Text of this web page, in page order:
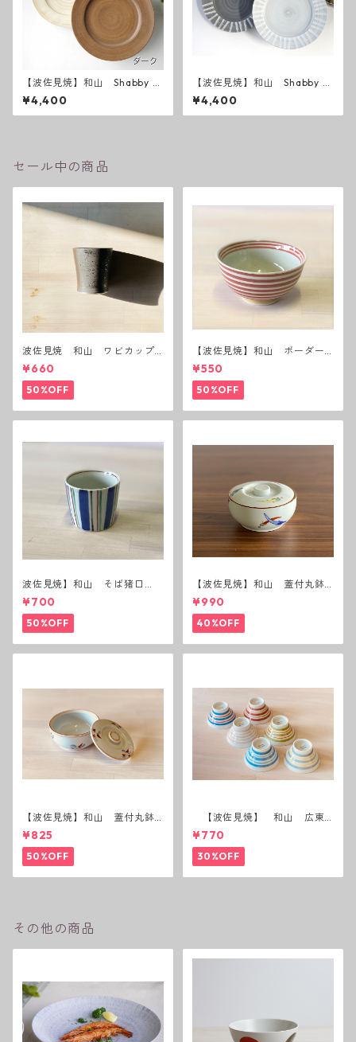
【波佐見焼】和山 Shabby c
hic style 25プレート
¥4,400
【波佐見焼】和山 Shabby c
hic style 25 ( ダークグレー
／ ライトグレー ）
¥4,400
セール中の商品
波佐見焼 和山 ワビカップ
黒錆 3種(アウトレット）
¥660
50%OFF
【波佐見焼】和山 ボーダー
茶碗 赤
¥550
50%OFF
波佐見焼】和山 そば猪口
（十草）
¥700
50%OFF
【波佐見焼】和山 蓋付丸鉢
(唐辛子)
¥990
40%OFF
【波佐見焼】和山 蓋付丸鉢
(花絵)
¥825
50%OFF
【波佐見焼】 和山 広東
碗 二色ボーダー 全6パター
ン
¥770
30%OFF
その他の商品